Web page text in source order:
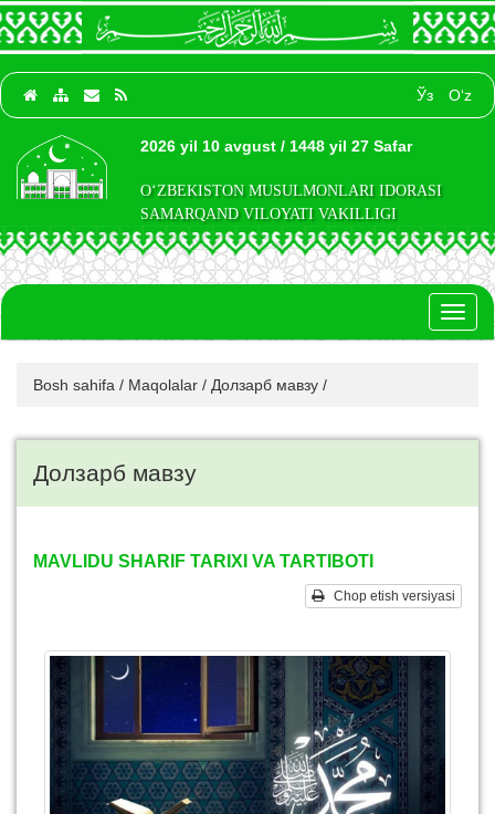
Ўз O‘z
2026 yil 10 avgust / 1448 yil 27 Safar
O‘ZBEKISTON MUSULMONLARI IDORASI
SAMARQAND VILOYATI VAKILLIGI
Bosh sahifa / Maqolalar / Долзарб мавзу /
Долзарб мавзу
MAVLIDU SHARIF TARIXI VA TARTIBOTI
Chop etish versiyasi